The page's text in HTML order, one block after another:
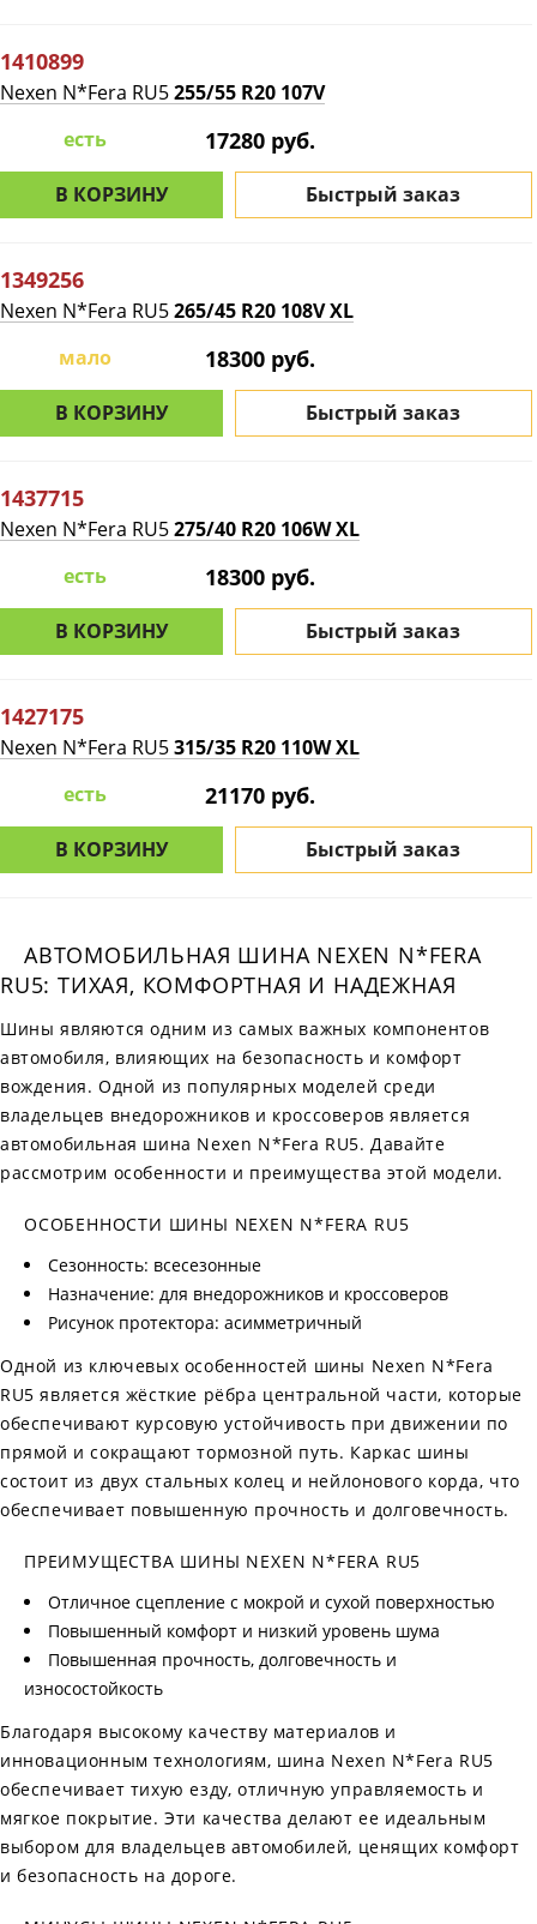
1410899
Nexen N*Fera RU5255/55 R20 107V
есть
17280 руб.
В КОРЗИНУ Быстрый заказ
1349256
Nexen N*Fera RU5265/45 R20 108V XL
мало
18300 руб.
В КОРЗИНУ Быстрый заказ
1437715
Nexen N*Fera RU5275/40 R20 106W XL
есть
18300 руб.
В КОРЗИНУ Быстрый заказ
1427175
Nexen N*Fera RU5315/35 R20 110W XL
есть
21170 руб.
В КОРЗИНУ Быстрый заказ
АВТОМОБИЛЬНАЯ ШИНА NEXEN N*FERA
RU5: ТИХАЯ, КОМФОРТНАЯ И НАДЕЖНАЯ
Шины являются одним из самых важных компонентов
автомобиля, влияющих на безопасность и комфорт
вождения. Одной из популярных моделей среди
владельцев внедорожников и кроссоверов является
автомобильная шина Nexen N*Fera RU5. Давайте
рассмотрим особенности и преимущества этой модели.
ОСОБЕННОСТИ ШИНЫ NEXEN N*FERA RU5
Сезонность: всесезонные
Назначение: для внедорожников и кроссоверов
Рисунок протектора: асимметричный
Одной из ключевых особенностей шины Nexen N*Fera
RU5 является жёсткие рёбра центральной части, которые
обеспечивают курсовую устойчивость при движении по
прямой и сокращают тормозной путь. Каркас шины
состоит из двух стальных колец и нейлонового корда, что
обеспечивает повышенную прочность и долговечность.
ПРЕИМУЩЕСТВА ШИНЫ NEXEN N*FERA RU5
Отличное сцепление с мокрой и сухой поверхностью
Повышенный комфорт и низкий уровень шума
Повышенная прочность, долговечность и
износостойкость
Благодаря высокому качеству материалов и
инновационным технологиям, шина Nexen N*Fera RU5
обеспечивает тихую езду, отличную управляемость и
мягкое покрытие. Эти качества делают ее идеальным
выбором для владельцев автомобилей, ценящих комфорт
и безопасность на дороге.